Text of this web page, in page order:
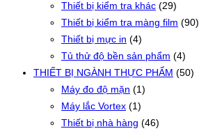
Thiết bị kiểm tra khác (29)
Thiết bị kiểm tra màng film (90)
Thiết bị mực in (4)
Tủ thử độ bền sản phẩm (4)
THIẾT BỊ NGÀNH THỰC PHẨM (50)
Máy đo độ mặn (1)
Máy lắc Vortex (1)
Thiết bị nhà hàng (46)